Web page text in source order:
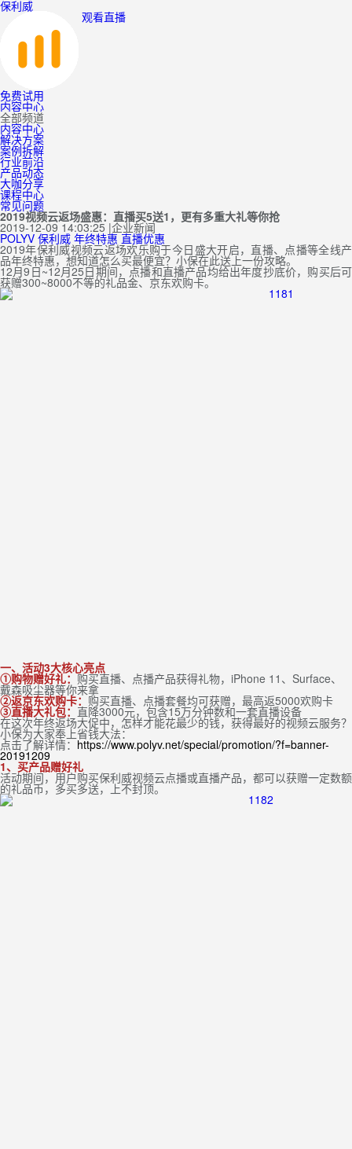
保利威
观看直播
免费试用
内容中心
全部频道
内容中心
解决方案
案例拆解
行业前沿
产品动态
大咖分享
课程中心
常见问题
2019视频云返场盛惠：直播买5送1，更有多重大礼等你抢
2019-12-09 14:03:25 |企业新闻
POLYV 保利威 年终特惠 直播优惠
2019年保利威视频云返场欢乐购于今日盛大开启，直播、点播等全线产
品年终特惠，想知道怎么买最便宜？小保在此送上一份攻略。
12月9日~12月25日期间，点播和直播产品均给出年度抄底价，购买后可
获赠300~8000不等的礼品金、京东欢购卡。
一、活动3大核心亮点
①购物赠好礼：购买直播、点播产品获得礼物，iPhone 11、Surface、
戴森吸尘器等你来拿
②返京东欢购卡： 购买直播、点播套餐均可获赠，最高返5000欢购卡
③直播大礼包： 直降3000元，包含15万分钟数和一套直播设备
在这次年终返场大促中，怎样才能花最少的钱，获得最好的视频云服务？
小保为大家奉上省钱大法：
点击了解详情： https://www.polyv.net/special/promotion/?f=banner-
20191209
1、买产品赠好礼
活动期间，用户购买保利威视频云点播或直播产品，都可以获赠一定数额
的礼品币，多买多送，上不封顶。